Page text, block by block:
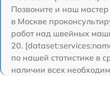
Позвоните и наш
в Москве
работ над швейных
20.
по нашей статистике в
наличии всех